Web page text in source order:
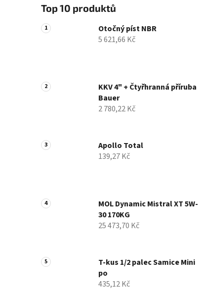
o
s
t
n
n
e
Top 10 produktů
Otočný píst NBR
5 621,66 Kč
KKV 4" + Čtyřhranná příruba
Bauer
2 780,22 Kč
Apollo Total
139,27 Kč
MOL Dynamic Mistral XT 5W-
30 170KG
25 473,70 Kč
T-kus 1/2 palec Samice Mini
po
435,12 Kč